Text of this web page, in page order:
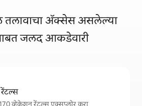
तलावाचा ॲक्सेस असलेल्या
जलद आकडेवारी
व्हेकेशन रेंटल्स एक्सप्लोर करा